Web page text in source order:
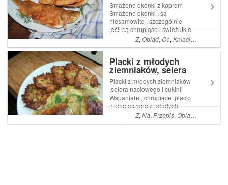
Smażone okonki z koprem
Smażone okonki , są
niesamowite , szczególnie
jeśli są chrupiące i świeżutkie
. Moje takie były . Świeżutkie,
dzięki dobremu sąsiadowi .
Read More ... Artykuł
Smażone okonki z koprem
pochodzi z serwisu ...
Z,Obiad,Co,Kolacja ,
Placki z młodych
ziemniaków, selera
naciowego i cukinii
Placki z młodych ziemniaków
,selera naciowego i cukinii
Wspaniałe , chrupiące ,placki
ziemniaczane z młodych
ziemniaków z dodatkiem
selera naciowego , to samo
Z,Na,Przepis,Obiad ,